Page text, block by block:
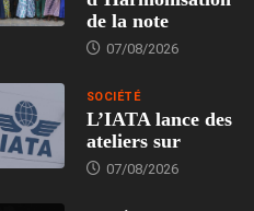
de la note
07/08/2026
SOCIÉTÉ
L’IATA lance des
ateliers sur
07/08/2026